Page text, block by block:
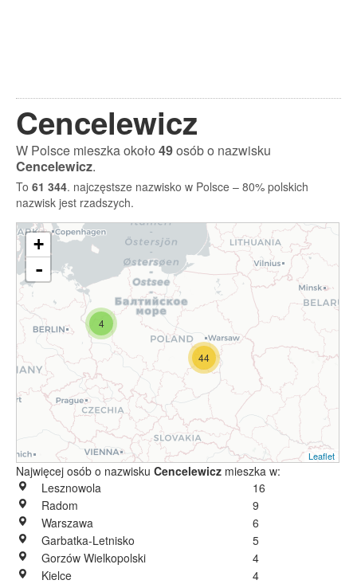
Cencelewicz
W Polsce mieszka około49osób o nazwisku
Cencelewicz.
To 61 344. najczęstsze nazwisko w Polsce – 80% polskich
nazwisk jest rzadszych.
4
44
+
-
Leaflet
Najwięcej osób o nazwisku Cencelewicz mieszka w:
Lesznowola
16
Radom
9
Warszawa
6
Garbatka-Letnisko
5
Gorzów Wielkopolski
4
Kielce
4